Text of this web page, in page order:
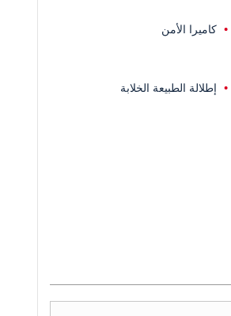
كاميرا الأمن
إطلالة الطبيعة الخلابة